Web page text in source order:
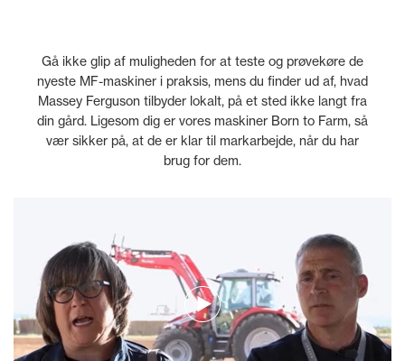
Gå ikke glip af muligheden for at teste og prøvekøre de
nyeste MF-maskiner i praksis, mens du finder ud af, hvad
Massey Ferguson tilbyder lokalt, på et sted ikke langt fra
din gård. Ligesom dig er vores maskiner Born to Farm, så
vær sikker på, at de er klar til markarbejde, når du har
brug for dem.